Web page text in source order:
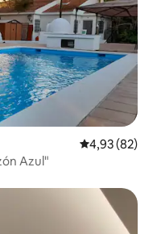
საშუალო
4,93 (82)
Azul"